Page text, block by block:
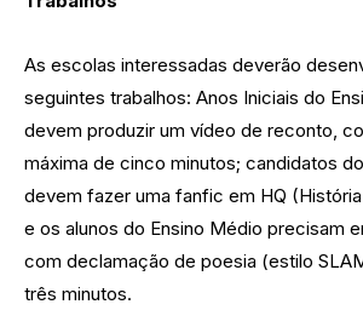
As escolas interessadas deverão
seguintes trabalhos: Anos Iniciais do
devem produzir um vídeo de reconto,
máxima de cinco minutos; candidatos
devem fazer uma fanfic em HQ
e os alunos do Ensino Médio precisam
com declamação de poesia (estilo
três minutos.